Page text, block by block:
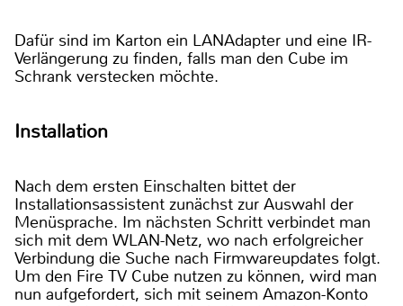
Dafür sind im Karton ein LANAdapter und eine IR-
Verlängerung zu finden, falls man den Cube im
Schrank verstecken möchte.
Installation
Nach dem ersten Einschalten bittet der
Installationsassistent zunächst zur Auswahl der
Menüsprache. Im nächsten Schritt verbindet man
sich mit dem WLAN-Netz, wo nach erfolgreicher
Verbindung die Suche nach Firmwareupdates folgt.
Um den Fire TV Cube nutzen zu können, wird man
nun aufgefordert, sich mit seinem Amazon-Konto